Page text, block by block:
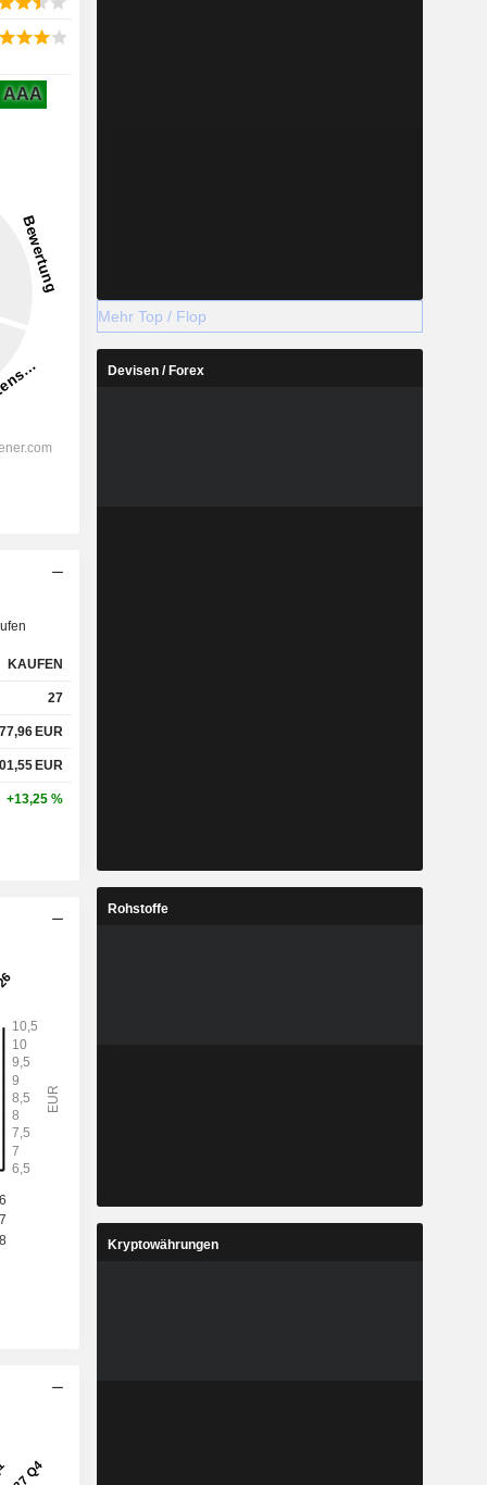
AAA
KAUFEN
27
EUR
EUR
+13,25 %
Mehr Top / Flop
Devisen / Forex
Rohstoffe
Kryptowährungen